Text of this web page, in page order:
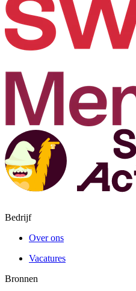
Bedrijf
Over ons
Vacatures
Bronnen